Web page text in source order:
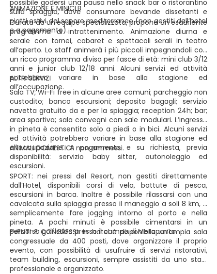
possibile godersi una pausa nello snack bar o ristorantino
sulla spiaggia, dove consumare bevande dissetanti e
piatti estivi dal sapore mediterraneo (non gestiti dall’hotel
e a pagamento).
ANIMAZIONE E MINICLB
Curata da un’equipe specializzata, propone un esauriente
programma di intrattenimento. Animazione diurna e
serale con tornei, cabaret e spettacoli serali in teatro
all’aperto. Lo staff animerà i più piccoli impegnandoli con
un ricco programma diviso per fasce di età: mini club 3/12
anni e junior club 12/18 anni. Alcuni servizi ed attività
potrebbero variare in base alla stagione ed
all’occupazione.
ALTRI SERVIZI
Sala TV; Wi-Fi free in alcune aree comuni; parcheggio non
custodito; banco escursioni; deposito bagagli; servizio
navetta gratuito da e per la spiaggia; reception 24h; bar;
area sportiva; sala convegni con sale modulari. L’ingresso
in pineta è consentito solo a piedi o in bici. Alcuni servizi
ed attività potrebbero variare in base alla stagione ed
all’occupazione. A pagamento e su richiesta, previa
disponibilità: servizio baby sitter, autonoleggio ed
escursioni.
ANIMALI DOMESTICI: non ammessi.
SPORT: nei pressi del Resort, non gestiti direttamente
dall’Hotel, disponibili corsi di vela, battute di pesca,
escursioni in barca. Inoltre è possibile rilassarsi con una
cavalcata sulla spiaggia presso il maneggio a soli 8 km, o
semplicemente fare jogging intorno al porto e nella
pineta. A pochi minuti è possibile cimentarsi in un
percorso golfistico presso il campo di Metaponto.
EVENTI E CONGRESSI: in hotel è disponibile un’ampia sala
congressuale da 400 posti, dove organizzare il proprio
evento, con possibilità di usufruire di servizi ristorativi,
team building, escursioni, sempre assistiti da uno staff
professionale e organizzato.